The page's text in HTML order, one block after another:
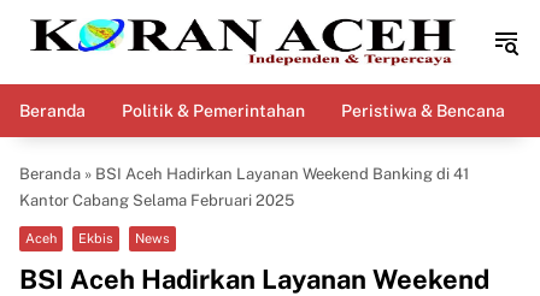
Beranda Politik & Pemerintahan Peristiwa & Bencana
Beranda » BSI Aceh Hadirkan Layanan Weekend Banking di 41
Kantor Cabang Selama Februari 2025
Aceh Ekbis News
BSI Aceh Hadirkan Layanan Weekend